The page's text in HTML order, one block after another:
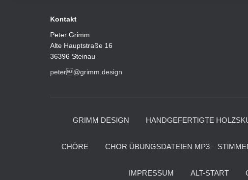
Kontakt
Peter Grimm
Alte Hauptstraße 16
36396 Steinau
peter@grimm.design
GRIMM DESIGN HANDGEFERTIGTE
CHÖRE CHOR ÜBUNGSDATEIEN MP3 –
IMPRESSUM ALT-START